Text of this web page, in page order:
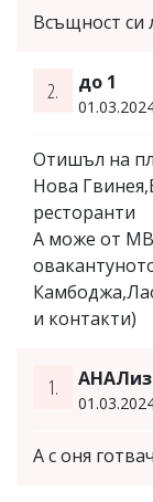
Всъщност си
2. до 1
Отишъл на
Нова
ресторанти
А може от
и контакти)
1.
А с оня